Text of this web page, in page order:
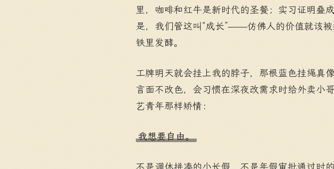
里，咖啡和红牛是新时代的圣餐；实习证明叠
是，我们管这叫“成长”——仿佛人的价值就该
铁里发酵。
工牌明天就会挂上我的脖子，那根蓝色挂绳真
言面不改色，会习惯在深夜改需求时给外卖小
艺青年那样矫情：
我想要自由。